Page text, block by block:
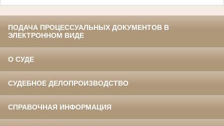
ПОДАЧА ПРОЦЕССУАЛЬНЫХ ДОКУМЕНТОВ В
ЭЛЕКТРОННОМ ВИДЕ
О СУДЕ
СУДЕБНОЕ ДЕЛОПРОИЗВОДСТВО
СПРАВОЧНАЯ ИНФОРМАЦИЯ